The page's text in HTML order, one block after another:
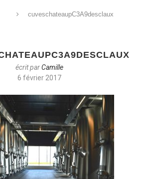
cuveschateaupC3A9desclaux
écrit parCamille
6 février 2017